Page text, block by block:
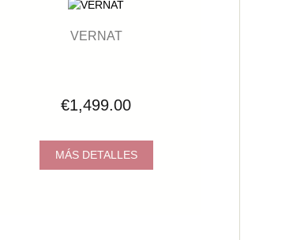
VERNAT
€1,499.00
MÁS DETALLES